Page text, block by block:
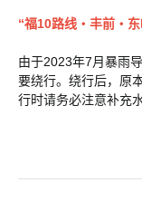
“福10路线・丰前・
由于2023年7月暴雨
要绕行。绕行后，原
行时请务必注意补充